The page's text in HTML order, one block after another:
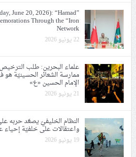
June 20, 2026): “Hamad”
Through the “Iron
Network
22 يونيو 2026
علماء البحرين: طلب
ممارسة الشعائر الحسينيّة
الإمام الحسين «ع»
21 يونيو 2026
النظام الخليفيّ يصعّد حربه
واعتقالات على خلفيّة إحياء
19 يونيو 2026